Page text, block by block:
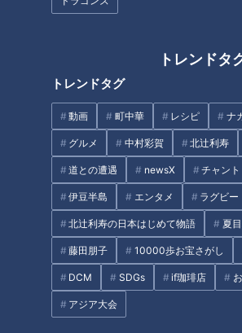
トレンドタ
トレンドタグ
動画 町中華 レシピ ナ
グルメ 中村彩賀 北辻利寿
道との遭遇 newsX チャント
伊豆半島 エンタメ ラグビー
北辻利寿の日本はじめて物語 夏
藤田朋子 10000歩お宝さがし
DCM SDGs if珈琲店
アジア大会
【学級選択】来春、小学生にな
る息子が通う学級は…ピエロの
母の胸の内～CBCテレビ定期配
信型ドキュメンタリー「ピエロ
と呼ばれた息子」第５５話
#CBCドキュメンタリー
ト…水族
子”にミキ
彼で頭が
タグ
ドキュメンタリー WEB限定
ピエロと呼ばれた息子
オススメ関連コンテンツ